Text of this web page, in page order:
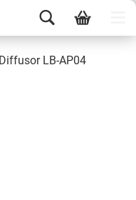
LB-AP04